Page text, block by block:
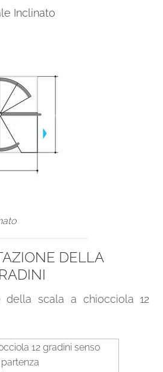
Inclinato
DELLA
della scala a chiocciola 12